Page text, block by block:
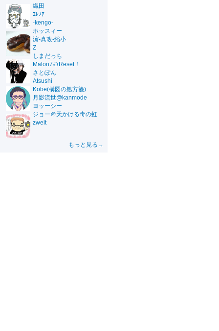
織田
ｴﾚﾉｱ
-kengo-
ホッスィー
濵-真改-縮小
Z
しまだっち
Malon7🌰Reset！
さとぽん
Atsushi
Kobe(構図の処方箋)
月影流世@kanmode
ヨッーシー
ジョー＠天かける毒の虹
zweit
もっと見る→